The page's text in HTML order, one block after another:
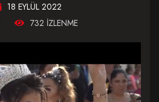
18 EYLÜL 2022
732 IZLENME